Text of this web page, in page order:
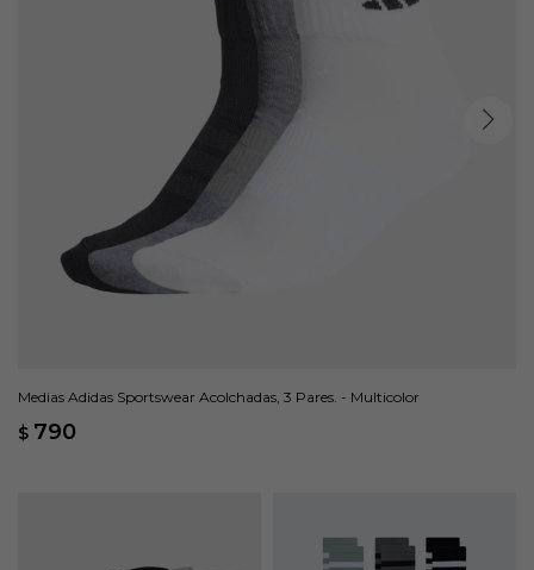
Medias Adidas Sportswear Acolchadas, 3 Pares. - Multicolor
$ 790